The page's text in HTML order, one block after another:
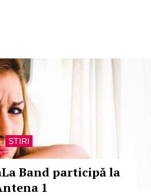
STIRI
Band participă la
1